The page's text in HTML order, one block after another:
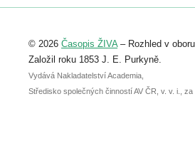
Registrovat se můžete do 6. září.
abstraktu přihlášené přednášky nebo
posteru je už 30. června.
© 2026 Časopis ŽIVA– Rozhled v
Založil roku 1853 J. E. Purkyně.
Vydává Nakladatelství Academia,
Středisko společných činností AV ČR, v. v. i., za